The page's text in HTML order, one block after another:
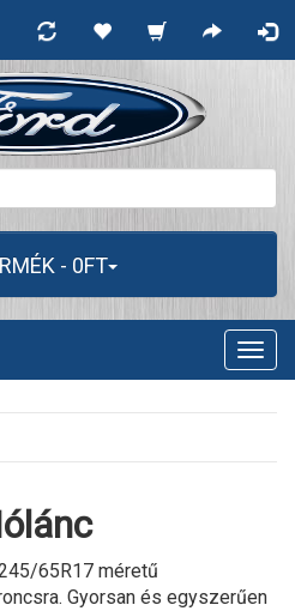
- 0FT
65R17 méretű
Gyorsan és egyszerűen